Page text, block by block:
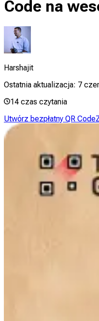
Code na
Harshajit
Ostatnia aktualizacja: 7
14 czas czytania
Utwórz bezpłatny QR Code